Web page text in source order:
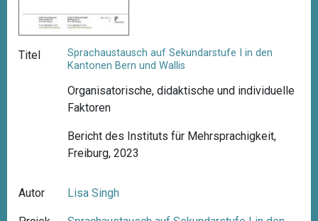
Titel
Sprachaustausch auf Sekundarstufe I in den
Kantonen Bern und Wallis
Organisatorische, didaktische und individuelle
Faktoren
Bericht des Instituts für Mehrsprachigkeit,
Freiburg, 2023
Autor Lisa Singh